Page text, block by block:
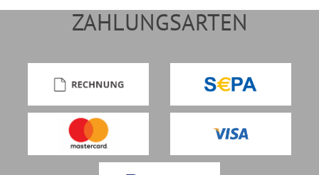
ZAHLUNGSARTEN